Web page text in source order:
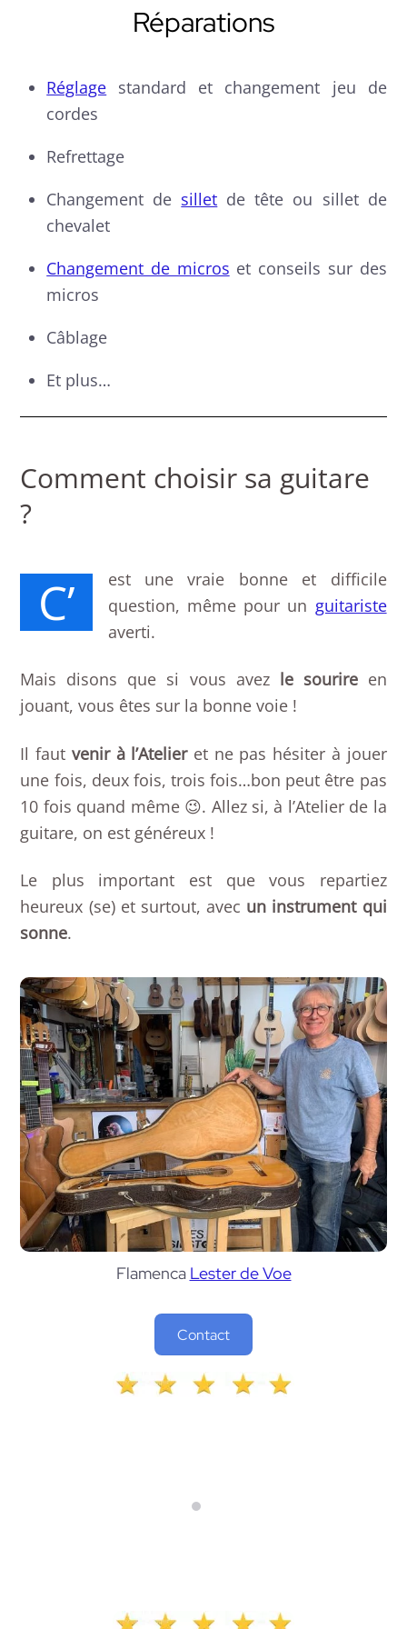
Réparations
Réglage standard et changement jeu de
cordes
Refrettage
Changement de sillet de tête ou sillet de
chevalet
Changement de micros et conseils sur des
micros
Câblage
Et plus…
Comment choisir sa guitare
?
C’
est une vraie bonne et difficile
question, même pour un guitariste
averti.
Mais disons que si vous avez le sourireen
jouant, vous êtes sur la bonne voie !
Il faut venir à l’Atelieret ne pas hésiter à jouer
une fois, deux fois, trois fois…bon peut être pas
10 fois quand même 😉. Allez si, à l’Atelier de la
guitare, on est généreux !
Le plus important est que vous repartiez
heureux (se) et surtout, avec un instrument qui
sonne.
Flamenca Lester de Voe
Contact